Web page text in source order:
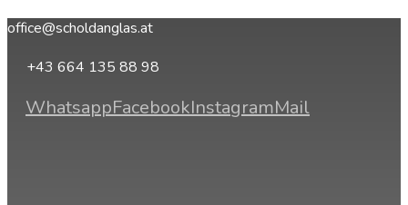
office@scholdanglas.at
+43 664 135 88 98
WhatsappFacebookInstagramMail